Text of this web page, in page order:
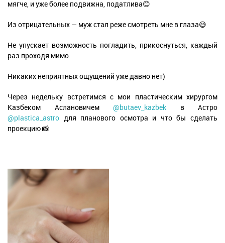
мягче, и уже более подвижна, податлива😊
Из отрицательных — муж стал реже смотреть мне в глаза😅
Не упускает возможность погладить, прикоснуться, каждый
раз проходя мимо.
Никаких неприятных ощущений уже давно нет)
Через недельку встретимся с мои пластическим хирургом
Казбеком Аслановичем @butaev_kazbek в Астро
@plastica_astro для планового осмотра и что бы сделать
проекцию 📸